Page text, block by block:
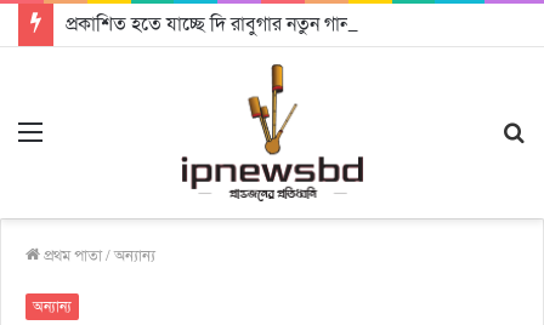
প্রকাশিত হতে যাচ্ছে দি রাবুগার নতুন গান ‘Baljanggi’
প্রথম পাতা/অন্যান্য
অন্যান্য